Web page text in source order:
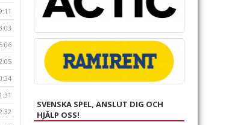
SVENSKA SPEL, ANSLUT DIG OCH
HJÄLP OSS!